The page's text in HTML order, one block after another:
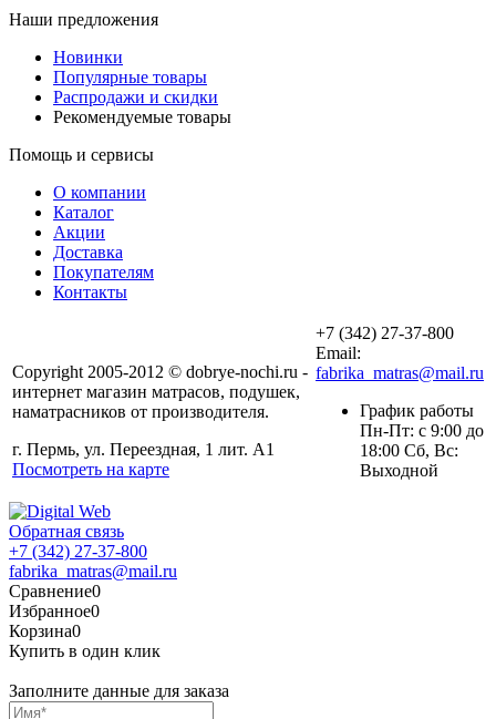
Наши предложения
Новинки
Популярные товары
Распродажи и скидки
Рекомендуемые товары
Помощь и сервисы
О компании
Каталог
Акции
Доставка
Покупателям
Контакты
Copyright 2005-2012 © dobrye-nochi.ru -
интернет магазин матрасов, подушек,
наматрасников от производителя.
г. Пермь, ул. Переездная, 1 лит. А1
Посмотреть на карте
+7 (342) 27-37-800
Email:
fabrika_matras@mail.ru
График работы
Пн-Пт: с 9:00 до
18:00 Сб, Вс:
Выходной
Обратная связь
+7 (342) 27-37-800
fabrika_matras@mail.ru
Сравнение0
Избранное0
Корзина0
Купить в один клик
Заполните данные для заказа